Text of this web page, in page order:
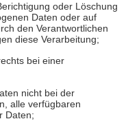
oder Löschung
Daten oder auf
den Verantwortlichen
diese Verarbeitung;
bei einer
nicht bei der
alle verfügbaren
Daten;